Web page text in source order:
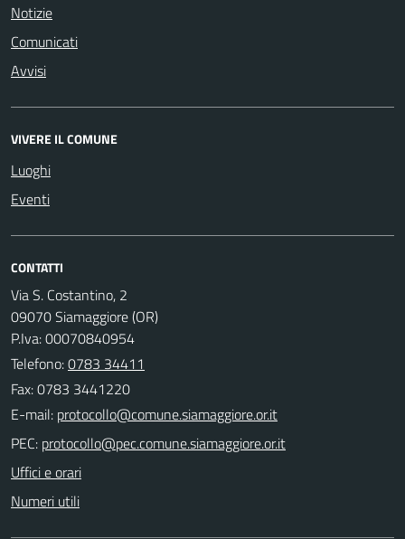
Notizie
Comunicati
Avvisi
VIVERE IL COMUNE
Luoghi
Eventi
CONTATTI
Via S. Costantino, 2
09070 Siamaggiore (OR)
P.Iva: 00070840954
Telefono:0783 34411
Fax: 0783 3441220
E-mail:
PEC:
Uffici e orari
Numeri utili